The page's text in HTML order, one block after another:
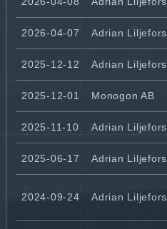
2026-04-07 Adrian Liljefors
2025-12-12 Adrian Liljefors
2025-12-01 Monogon AB
2025-11-10 Adrian Liljefors
2025-06-17 Adrian Liljefors
2024-09-24 Adrian Liljefors